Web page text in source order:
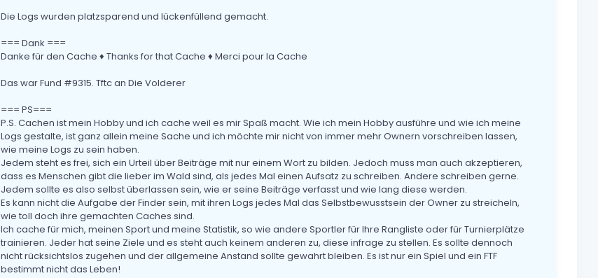
Die Logs wurden platzsparend und lückenfüllend gemacht.
=== Dank ===
Danke für den Cache ♦ Thanks for that Cache ♦ Merci pour la Cache
Das war Fund #9315. Tftc an Die Volderer
=== PS===
P.S. Cachen ist mein Hobby und ich cache weil es mir Spaß macht. Wie ich mein Hobby ausführe und wie ich meine
Logs gestalte, ist ganz allein meine Sache und ich möchte mir nicht von immer mehr Ownern vorschreiben lassen,
wie meine Logs zu sein haben.
Jedem steht es frei, sich ein Urteil über Beiträge mit nur einem Wort zu bilden. Jedoch muss man auch akzeptieren,
dass es Menschen gibt die lieber im Wald sind, als jedes Mal einen Aufsatz zu schreiben. Andere schreiben gerne.
Jedem sollte es also selbst überlassen sein, wie er seine Beiträge verfasst und wie lang diese werden.
Es kann nicht die Aufgabe der Finder sein, mit ihren Logs jedes Mal das Selbstbewusstsein der Owner zu streicheln,
wie toll doch ihre gemachten Caches sind.
Ich cache für mich, meinen Sport und meine Statistik, so wie andere Sportler für Ihre Rangliste oder für Turnierplätze
trainieren. Jeder hat seine Ziele und es steht auch keinem anderen zu, diese infrage zu stellen. Es sollte dennoch
nicht rücksichtslos zugehen und der allgemeine Anstand sollte gewahrt bleiben. Es ist nur ein Spiel und ein FTF
bestimmt nicht das Leben!